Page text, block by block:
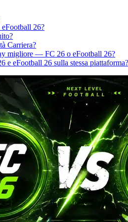
26?
Carriera?
migliore — FC 26 o eFootball 26?
e eFootball 26 sulla stessa piattaforma?